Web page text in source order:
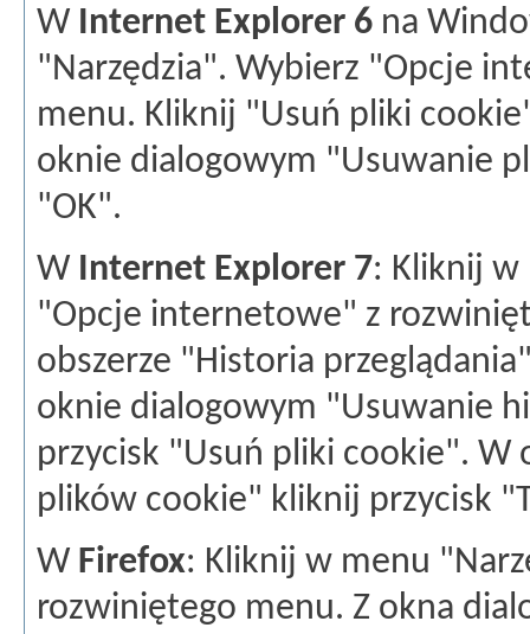
W Internet Explorer 6 na
"Narzędzia". Wybierz "Opcje
menu. Kliknij "Usuń pliki
oknie dialogowym "Usuwanie
"OK".
W Internet Explorer 7: Kliknij w
"Opcje internetowe" z
obszerze "Historia
oknie dialogowym "Usuwanie
przycisk "Usuń pliki cookie".
plików cookie" kliknij przycisk
W Firefox: Kliknij w menu
rozwiniętego menu. Z okna